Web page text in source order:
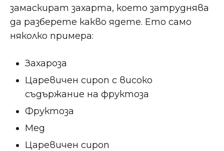
замаскират захарта, което затруднява
да разберете какво ядете. Ето само
няколко примера:
Захароза
Царевичен сироп с високо
съдържание на фруктоза
Фруктоза
Мед
Царевичен сироп